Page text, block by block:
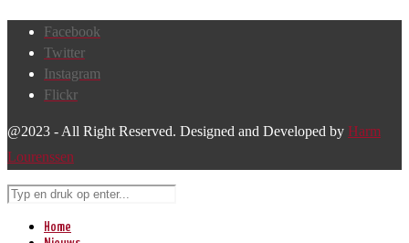
Facebook
Twitter
Instagram
Flickr
@2023 - All Right Reserved. Designed and Developed by Harm
Lourenssen
Home